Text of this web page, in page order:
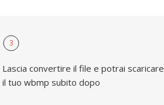
3
Lascia convertire il file e potrai scaricare
il tuo wbmp subito dopo